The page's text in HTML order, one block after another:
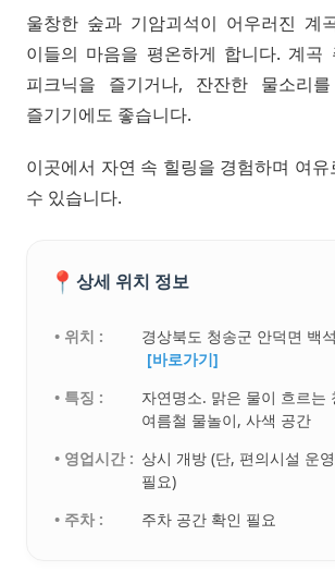
울창한 숲과 기암괴석이 어우러진 계
이들의 마음을 평온하게 합니다. 계곡
피크닉을 즐기거나, 잔잔한 물소리
즐기기에도 좋습니다.
이곳에서 자연 속 힐링을 경험하며 여
수 있습니다.
📍 상세 위치 정보
• 위치 :
경상북도 청송군 안덕면 백
[바로가기]
• 특징 :
자연명소. 맑은 물이 흐르는
여름철 물놀이, 사색 공간
• 영업시간 : 상시 개방 (단, 편의시설 운
필요)
• 주차 :
주차 공간 확인 필요